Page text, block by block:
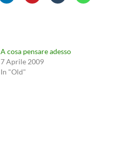
A cosa pensare adesso
7 Aprile 2009
In "Old"